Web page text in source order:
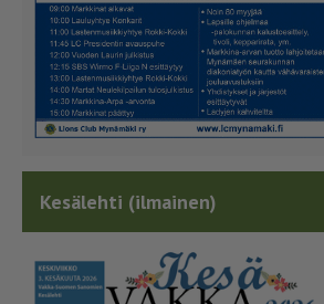
Kesälehti (ilmainen)